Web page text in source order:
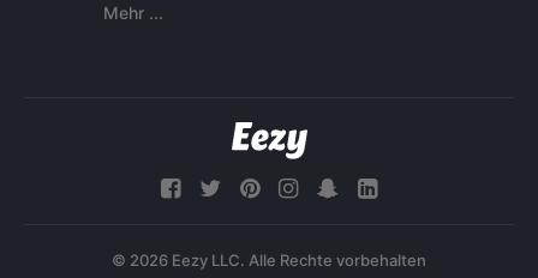
Mehr ...
© 2026 Eezy LLC. Alle Rechte vorbehalten